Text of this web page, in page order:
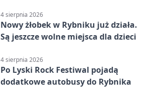
4 sierpnia 2026
Nowy żłobek w Rybniku już działa.
Są jeszcze wolne miejsca dla dzieci
4 sierpnia 2026
Po Lyski Rock Festiwal pojadą
dodatkowe autobusy do Rybnika